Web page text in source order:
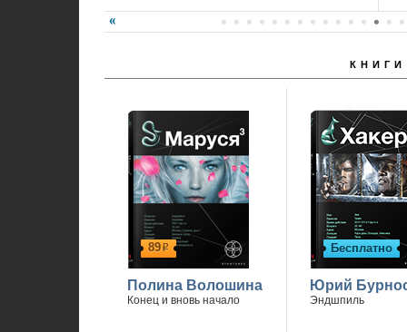
КНИГИ
89р
Полина Волошина
Конец и вновь начало
Бесплатно
Юрий
Эндшпиль